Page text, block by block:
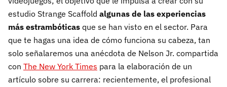
estudio Strange Scaffold algunas de las experiencias
más estrambóticas que se han visto en el sector. Para
que te hagas una idea de cómo funciona su cabeza, tan
solo señalaremos una anécdota de Nelson Jr. compartida
con The New York Times para la elaboración de un
artículo sobre su carrera: recientemente, el profesional